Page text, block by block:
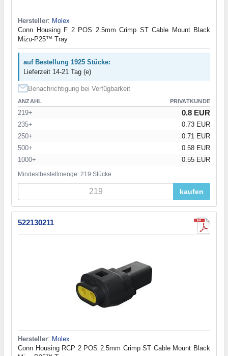
Hersteller: Molex
Conn Housing F 2 POS 2.5mm Crimp ST Cable Mount Black
Mizu-P25™ Tray
auf Bestellung 1925 Stücke:
Lieferzeit 14-21 Tag (e)
Benachrichtigung bei Verfügbarkeit
ANZAHL PRIVATKUNDE
219+ 0.8 EUR
235+
0.73 EUR
250+
0.71 EUR
500+
0.58 EUR
1000+
0.55 EUR
Mindestbestellmenge: 219 Stücke
kaufen
522130211
Hersteller: Molex
Conn Housing RCP 2 POS 2.5mm Crimp ST Cable Mount Black